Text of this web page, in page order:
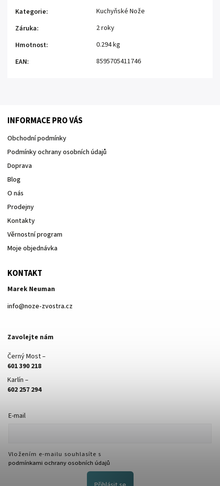
Kategorie:
Kuchyňské Nože
Záruka:
2 roky
Hmotnost:
0.294 kg
EAN: 8595705411746
INFORMACE PRO VÁS
Obchodní podmínky
Podmínky ochrany osobních údajů
Doprava
Blog
O nás
Prodejny
Kontakty
Věrnostní program
Moje objednávka
KONTAKT
Marek Neuman
info@noze-zvostra.cz
Zavolejte nám
Černý Most –
601 390 218
Karlín –
602 257 294
E-mail
Vložením e-mailu souhlasíte s
podmínkami ochrany osobních údajů